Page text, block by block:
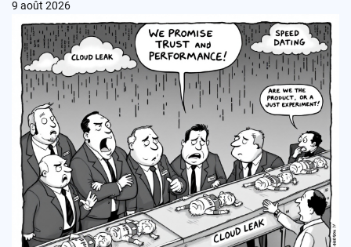
9 août 2026